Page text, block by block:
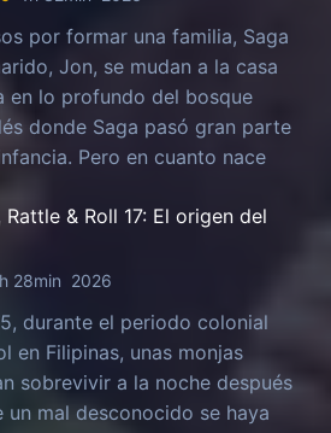
por formar una familia, Saga
Jon, se mudan a la casa
en lo profundo del bosque
donde Saga pasó gran parte
Pero en cuanto nace
Rattle & Roll 17: El origen del
28min 2026
durante el periodo colonial
en Filipinas, unas monjas
sobrevivir a la noche después
un mal desconocido se haya